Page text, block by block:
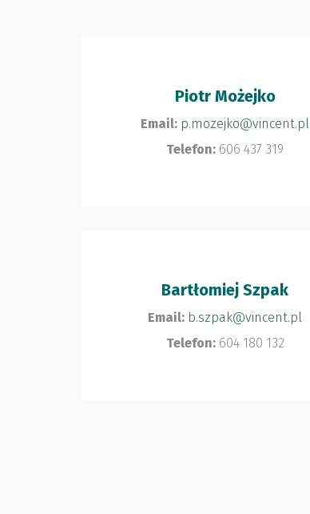
Piotr Możejko
Email: p.mozejko@vincent.pl
Telefon: 606 437 319
Bartłomiej Szpak
Email: b.szpak@vincent.pl
Telefon:604 180 132